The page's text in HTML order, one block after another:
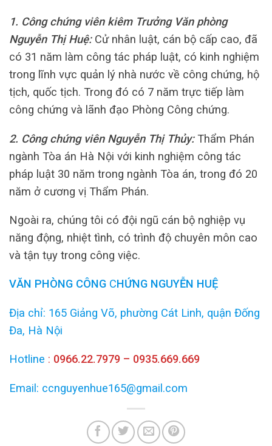
1. Công chứng viên kiêm Trưởng Văn phòng
Nguyễn Thị Huệ: Cử nhân luật, cán bộ cấp cao, đã
có 31 năm làm công tác pháp luật, có kinh nghiệm
trong lĩnh vực quản lý nhà nước về công chứng, hộ
tịch, quốc tịch. Trong đó có 7 năm trực tiếp làm
công chứng và lãnh đạo Phòng Công chứng.
2. Công chứng viên Nguyễn Thị Thủy:Thẩm Phán
ngành Tòa án Hà Nội với kinh nghiệm công tác
pháp luật 30 năm trong ngành Tòa án, trong đó 20
năm ở cương vị Thẩm Phán.
Ngoài ra, chúng tôi có đội ngũ cán bộ nghiệp vụ
năng động, nhiệt tình, có trình độ chuyên môn cao
và tận tụy trong công việc.
VĂN PHÒNG CÔNG CHỨNG NGUYỄN HUỆ
Địa chỉ: 165 Giảng Võ, phường Cát Linh, quận Đống
Đa, Hà Nội
Hotline : 0966.22.7979 – 0935.669.669
Email: ccnguyenhue165@gmail.com